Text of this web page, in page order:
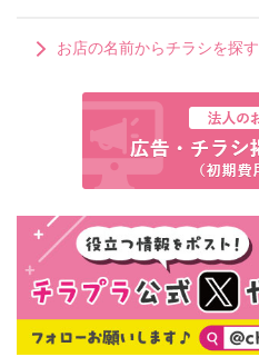
お店の名前からチラシを探す